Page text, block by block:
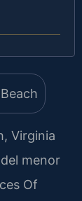
Virginia
menor
Of